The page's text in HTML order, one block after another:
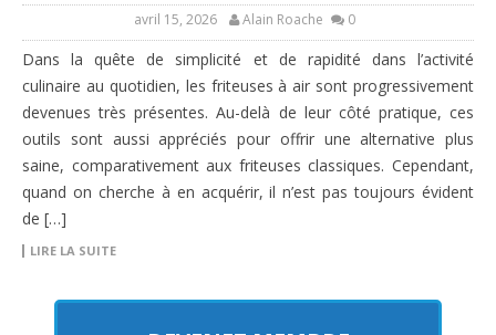
avril 15, 2026 Alain Roache 0
Dans la quête de simplicité et de rapidité dans l’activité
culinaire au quotidien, les friteuses à air sont progressivement
devenues très présentes. Au-delà de leur côté pratique, ces
outils sont aussi appréciés pour offrir une alternative plus
saine, comparativement aux friteuses classiques. Cependant,
quand on cherche à en acquérir, il n’est pas toujours évident
de […]
LIRE LA SUITE